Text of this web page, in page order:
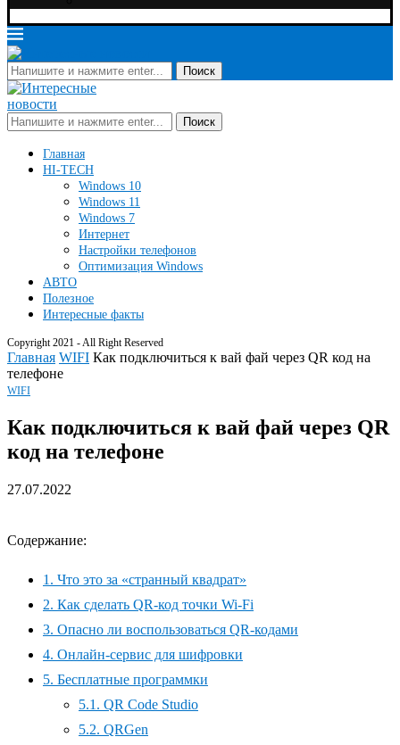
Поиск
Поиск
Главная
HI-TECH
Windows 10
Windows 11
Windows 7
Интернет
Настройки телефонов
Оптимизация Windows
АВТО
Полезное
Интересные факты
Copyright 2021 - All Right Reserved
Главная WIFI Как подключиться к вай фай через QR код на
телефоне
WIFI
Как подключиться к вай фай через QR
код на телефоне
27.07.2022
Содержание:
1. Что это за «странный квадрат»
2. Как сделать QR-код точки Wi-Fi
3. Опасно ли воспользоваться QR-кодами
4. Онлайн-сервис для шифровки
5. Бесплатные программки
5.1. QR Code Studio
5.2. QRGen